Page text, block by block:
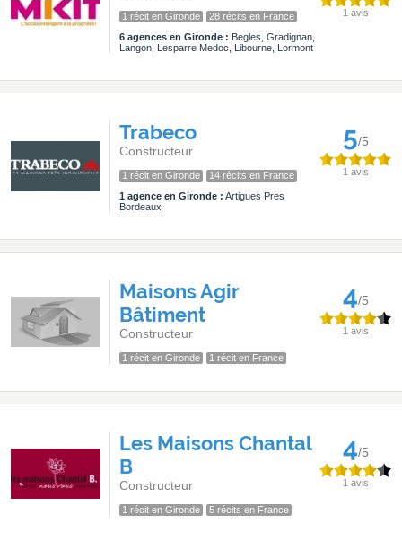
1 récit en Gironde
28 récits en France
6 agences en Gironde : Begles, Gradignan,
Langon, Lesparre Medoc, Libourne, Lormont
1 avis
Trabeco
Constructeur
1 récit en Gironde
14 récits en France
1 agence en Gironde : Artigues Pres
Bordeaux
5/5
1 avis
Maisons Agir
Bâtiment
Constructeur
1 récit en Gironde 1 récit en France
4/5
1 avis
Les Maisons Chantal
B
Constructeur
1 récit en Gironde 5 récits en France
4/5
1 avis